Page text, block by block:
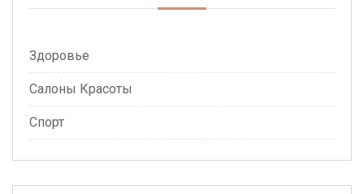
Здоровье
Салоны Красоты
Спорт